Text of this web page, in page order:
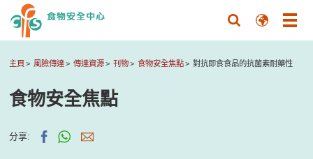
主頁 風險傳達 傳達資源 刊物 食物安全焦點 對抗即食食品的抗菌素耐藥性
食物安全焦點
分享: